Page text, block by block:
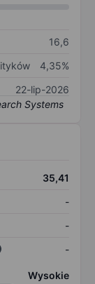
16,6
4,35%
22-lip-2026
35,41
-
-
-
Wysokie